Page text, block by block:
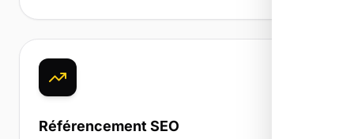
Référencement SEO